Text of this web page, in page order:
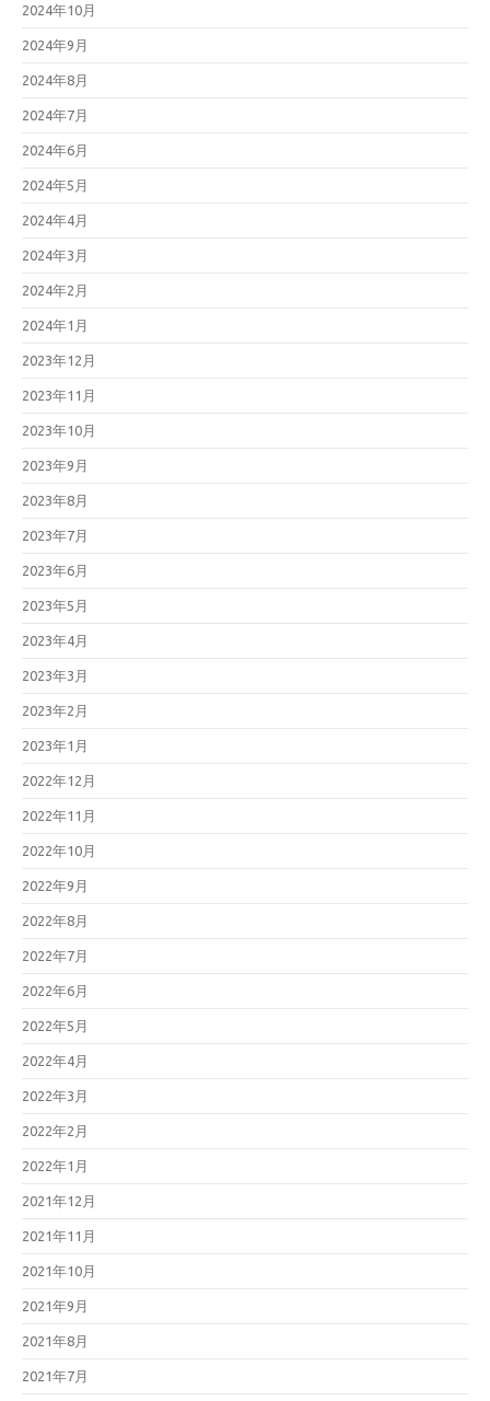
2024年10月
2024年9月
2024年8月
2024年7月
2024年6月
2024年5月
2024年4月
2024年3月
2024年2月
2024年1月
2023年12月
2023年11月
2023年10月
2023年9月
2023年8月
2023年7月
2023年6月
2023年5月
2023年4月
2023年3月
2023年2月
2023年1月
2022年12月
2022年11月
2022年10月
2022年9月
2022年8月
2022年7月
2022年6月
2022年5月
2022年4月
2022年3月
2022年2月
2022年1月
2021年12月
2021年11月
2021年10月
2021年9月
2021年8月
2021年7月